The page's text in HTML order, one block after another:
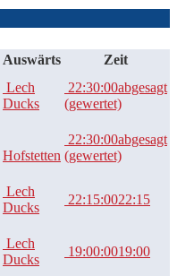
Auswärts
Zeit
Lech
Ducks
22:30:00abgesagt
(gewertet)
Hofstetten
22:30:00abgesagt
(gewertet)
Lech
Ducks
22:15:0022:15
Lech
Ducks
19:00:0019:00